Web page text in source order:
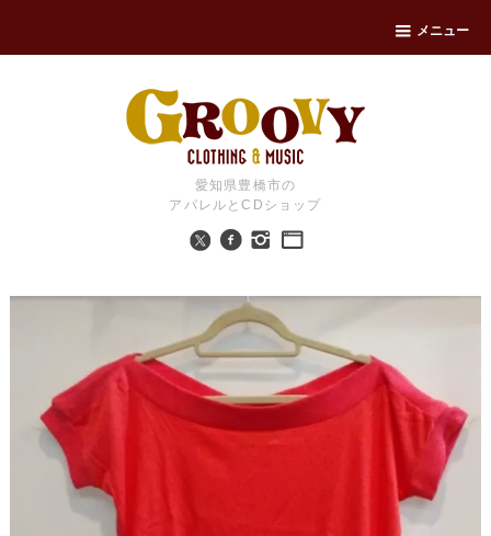
メニュー
愛知県豊橋市の
アパレルとCDショップ